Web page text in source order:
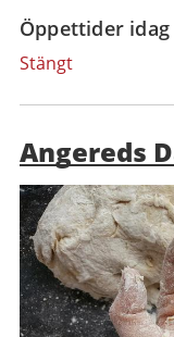
Öppettider idag
Stängt
Angereds